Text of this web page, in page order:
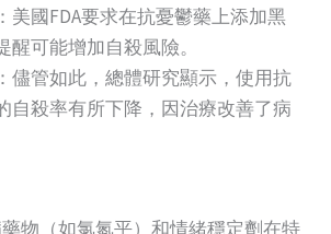
美國FDA要求在抗憂鬱藥上添加黑
醒可能增加自殺風險。
儘管如此，總體研究顯示，使用抗
自殺率有所下降，因治療改善了病
物（如氯氮平）和情緒穩定劑在特